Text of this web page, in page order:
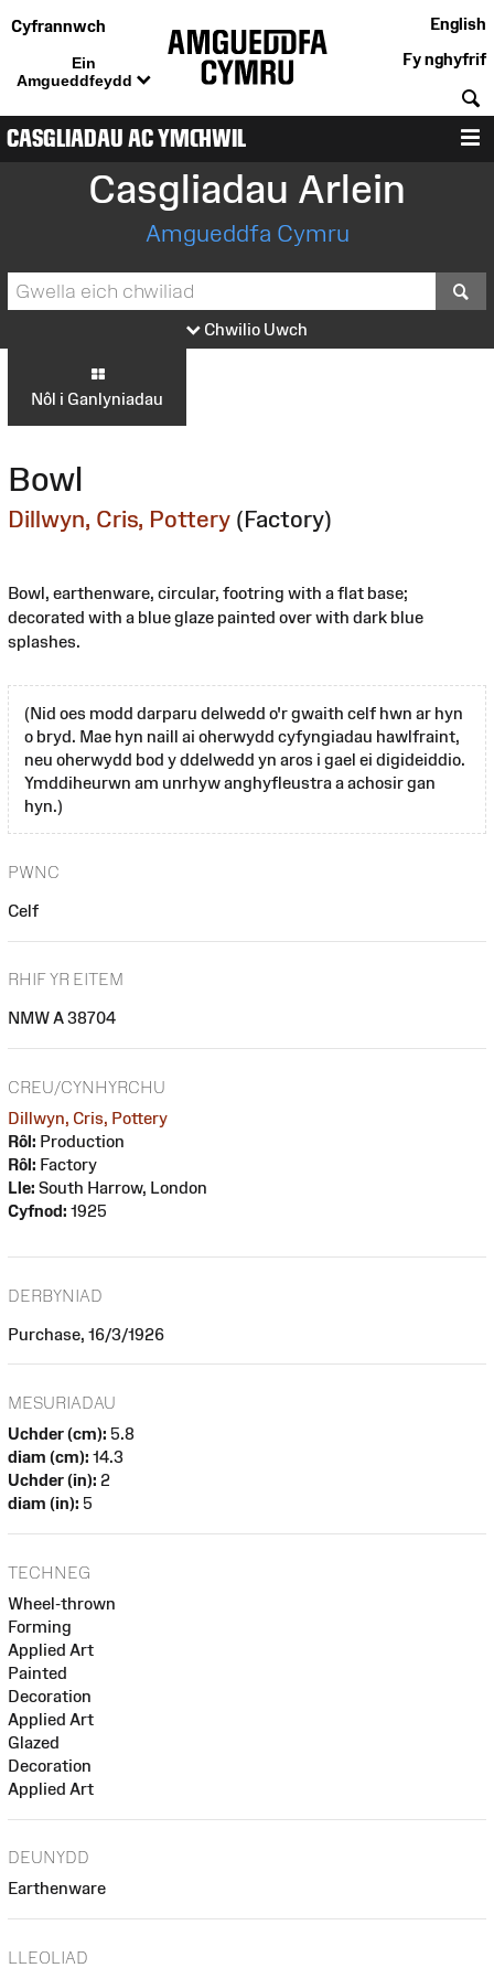
Cyfrannwch
Ein
Amgueddfeydd
English
Fy nghyfrif
CASGLIADAU AC YMCHWIL
Casgliadau Arlein
Amgueddfa Cymru
Chwilio Uwch
Nôl i Ganlyniadau
Bowl
Dillwyn, Cris, Pottery (Factory)
Bowl, earthenware, circular, footring with a flat base;
decorated with a blue glaze painted over with dark blue
splashes.
(Nid oes modd darparu delwedd o'r gwaith celf hwn ar hyn
o bryd. Mae hyn naill ai oherwydd cyfyngiadau hawlfraint,
neu oherwydd bod y ddelwedd yn aros i gael ei digideiddio.
Ymddiheurwn am unrhyw anghyfleustra a achosir gan
hyn.)
PWNC
Celf
RHIF YR EITEM
NMW A 38704
CREU/CYNHYRCHU
Dillwyn, Cris, Pottery
Rôl: Production
Rôl: Factory
Lle: South Harrow, London
Cyfnod: 1925
DERBYNIAD
Purchase, 16/3/1926
MESURIADAU
Uchder (cm): 5.8
diam (cm): 14.3
Uchder (in): 2
diam (in): 5
TECHNEG
Wheel-thrown
Forming
Applied Art
Painted
Decoration
Applied Art
Glazed
Decoration
Applied Art
DEUNYDD
Earthenware
LLEOLIAD